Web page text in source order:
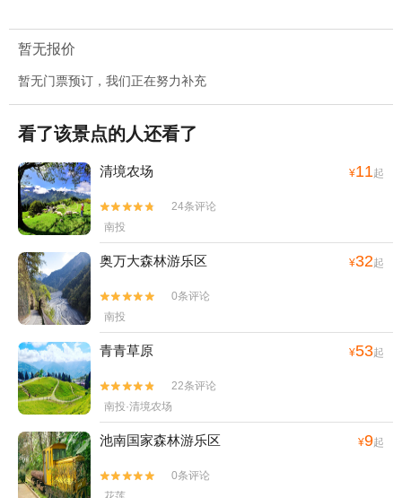
暂无报价
暂无门票预订，我们正在努力补充
看了该景点的人还看了
清境农场 ¥11起


24条评论
南投
奥万大森林游乐区 ¥32起


0条评论
南投
青青草原 ¥53起


22条评论
南投·清境农场
池南国家森林游乐区 ¥9起


0条评论